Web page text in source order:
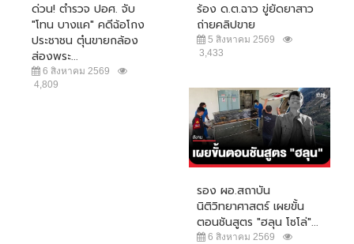
ด่วน! ตำรวจ ปอศ. จับ
"โทน บางแค" คดีฉ้อโกง
ประชาชน ตุ๋นขายกล้อง
ส่องพระ...
6 สิงหาคม 2569
4,809
ร้อง ด.ต.ฉาว ขู่ยัดยาสาว
ถ่ายคลิปขาย
5 สิงหาคม 2569
3,433
รอง ผอ.สถาบัน
นิติวิทยาศาสตร์ เผยขั้น
ตอนชันสูตร "ฮลุน โซโล่"...
6 สิงหาคม 2569